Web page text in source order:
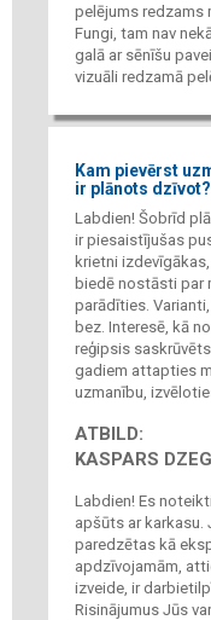
pelējums redzams
Fungi, tam nav
galā ar sēnīšu
vizuāli redzamā
Kam pievērst
ir plānots dzīvot?
Labdien! Šobrīd
ir piesaistījušas
krietni
biedē nostāsti par
parādīties.
bez. Interesē, kā
reģipsis
gadiem attapties
uzmanību,
ATBILD:
KASPARS
Labdien! Es
apšūts ar karkasu.
paredzētas kā
apdzīvojamām,
izveide, ir
Risinājumus Jūs